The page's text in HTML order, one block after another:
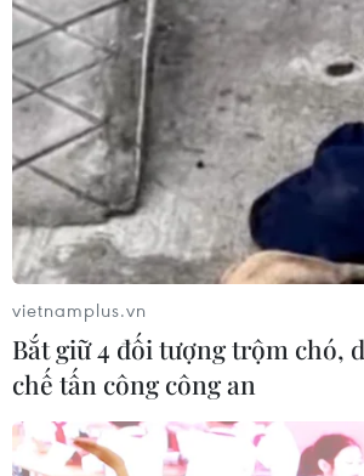
vietnamplus.vn
Bắt giữ 4 đối tượng trộm chó,
chế tấn công công an